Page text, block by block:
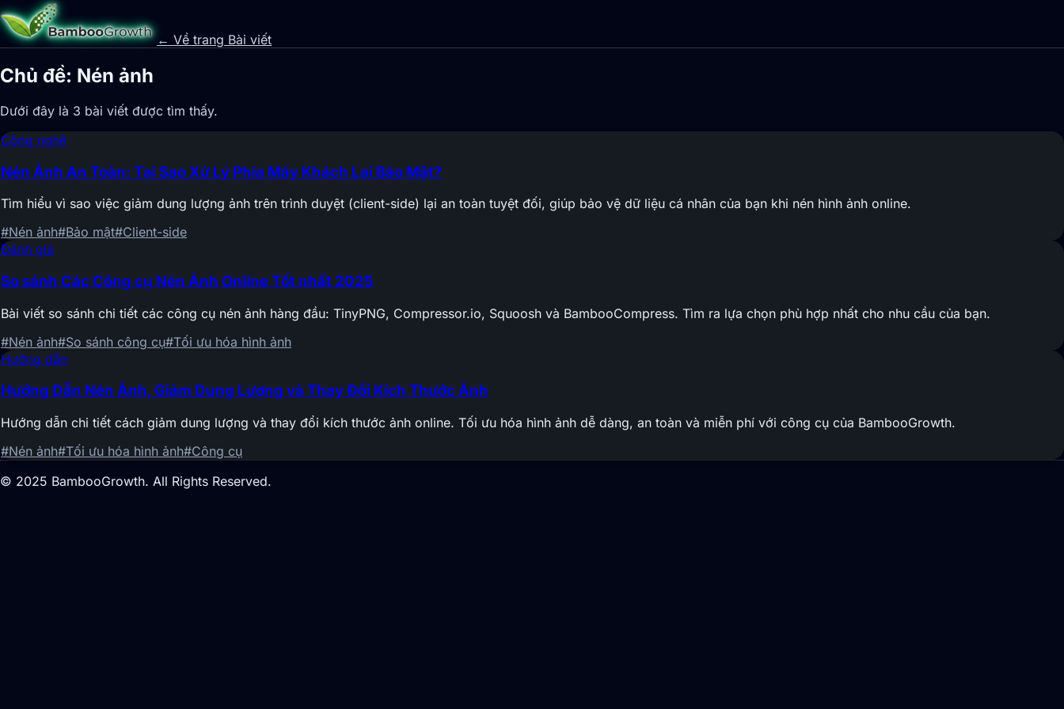
← Về trang Bài viết
Chủ đề: Nén ảnh
Dưới đây là 3 bài viết được tìm thấy.
Công nghệ
Nén Ảnh An Toàn: Tại Sao Xử Lý Phía Máy Khách Lại Bảo Mật?
Tìm hiểu vì sao việc giảm dung lượng ảnh trên trình duyệt (client-side) lại an toàn tuyệt đối, giúp bảo vệ dữ liệu cá nhân của bạn khi nén hình ảnh online.
#Nén ảnh#Bảo mật#Client-side
Đánh giá
So sánh Các Công cụ Nén Ảnh Online Tốt nhất 2025
Bài viết so sánh chi tiết các công cụ nén ảnh hàng đầu: TinyPNG, Compressor.io, Squoosh và BambooCompress. Tìm ra lựa chọn phù hợp nhất cho nhu cầu của bạn.
#Nén ảnh#So sánh công cụ#Tối ưu hóa hình ảnh
Hướng dẫn
Hướng Dẫn Nén Ảnh, Giảm Dung Lượng và Thay Đổi Kích Thước Ảnh
Hướng dẫn chi tiết cách giảm dung lượng và thay đổi kích thước ảnh online. Tối ưu hóa hình ảnh dễ dàng, an toàn và miễn phí với công cụ của BambooGrowth.
#Nén ảnh#Tối ưu hóa hình ảnh#Công cụ
© 2025 BambooGrowth. All Rights Reserved.